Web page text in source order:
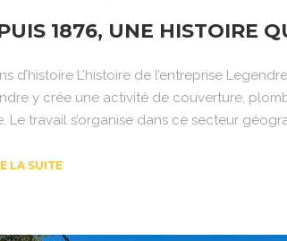
1876, UNE HISTOIRE
d’histoire L’histoire de l’entreprise
y crée une activité de couverture,
Le travail s’organise dans ce secteur
LA SUITE